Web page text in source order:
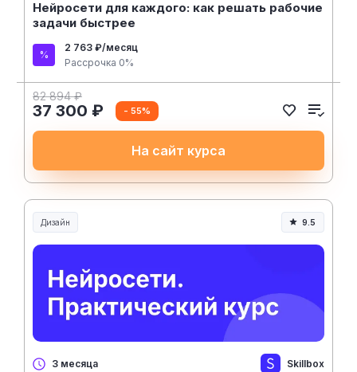
Нейросети для каждого: как решать рабочие
задачи быстрее
2 763 ₽/месяц
Рассрочка 0%
82 894 ₽
37 300 ₽ - 55%
На сайт курса
Дизайн 9.5
3 месяца Skillbox